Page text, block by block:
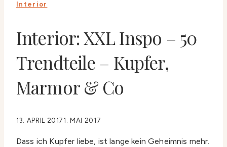
Interior
Interior: XXL Inspo – 50
Trendteile – Kupfer,
Marmor & Co
13. APRIL 20171. MAI 2017
Dass ich Kupfer liebe, ist lange kein Geheimnis mehr.